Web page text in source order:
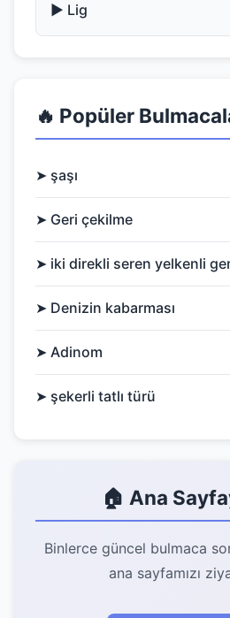
▶️ Lig
🔥 Popüler
➤ şaşı
➤ Geri çekilme
➤ iki direkli seren yelkenli
➤ Denizin kabarması
➤ Adinom
➤ şekerli tatlı türü
🏠 Ana
Binlerce güncel bulmaca
ana sayfamızı